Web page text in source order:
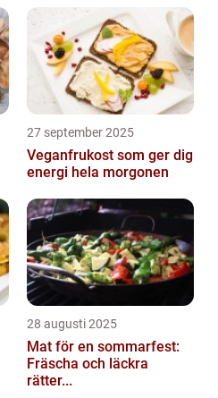
27 september 2025
Veganfrukost som ger dig
energi hela morgonen
28 augusti 2025
Mat för en sommarfest:
Fräscha och läckra
rätter...